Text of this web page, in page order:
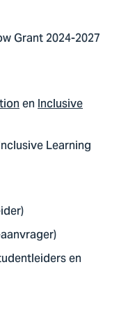
Grant 2024-2027
enInclusive
Learning
en